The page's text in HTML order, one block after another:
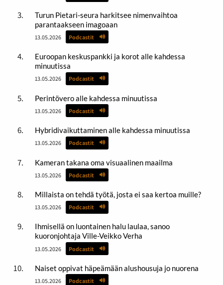
Turun Pietari-seura harkitsee nimenvaihtoa
parantaakseen imagoaan
13.05.2026 Podcastit
Euroopan keskuspankki ja korot alle kahdessa
minuutissa
13.05.2026 Podcastit
Perintövero alle kahdessa minuutissa
13.05.2026 Podcastit
Hybridivaikuttaminen alle kahdessa minuutissa
13.05.2026 Podcastit
Kameran takana oma visuaalinen maailma
13.05.2026 Podcastit
Millaista on tehdä työtä, josta ei saa kertoa muille?
13.05.2026 Podcastit
Ihmisellä on luontainen halu laulaa, sanoo
kuoronjohtaja Ville-Veikko Verha
13.05.2026 Podcastit
Naiset oppivat häpeämään alushousuja jo nuorena
13.05.2026 Podcastit